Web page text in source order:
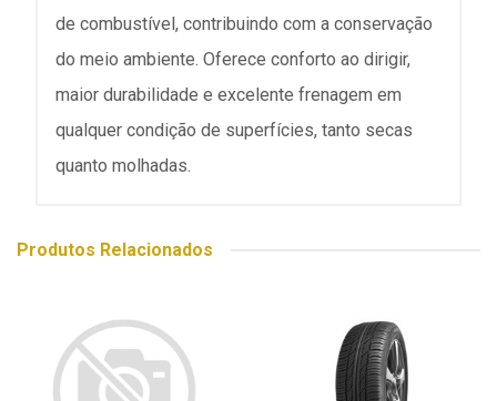
de combustível, contribuindo com a conservação
do meio ambiente. Oferece conforto ao dirigir,
maior durabilidade e excelente frenagem em
qualquer condição de superfícies, tanto secas
quanto molhadas.
Produtos Relacionados